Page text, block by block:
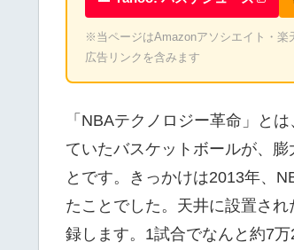
※当ページはAmazonアソシエイト・楽
広告リンクを含みます
「NBAテクノロジー革命」と
ていたバスケットボールが、
とです。きっかけは2013年、
たことでした。天井に設置さ
録します。1試合でなんと約7